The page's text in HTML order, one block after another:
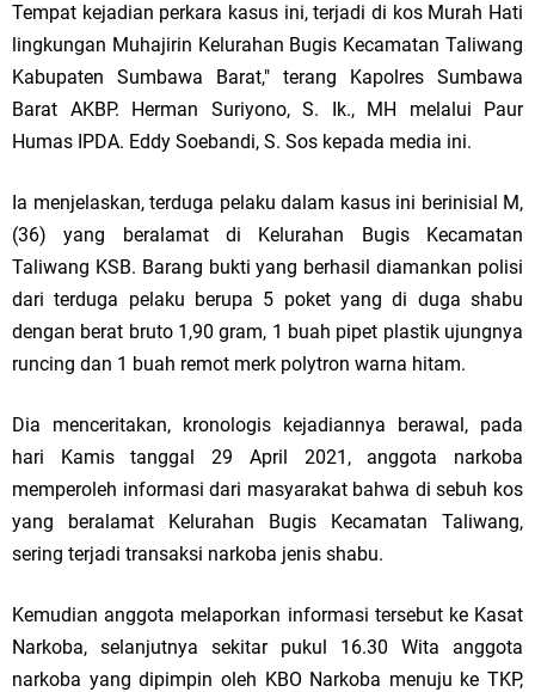
Tempat kejadian perkara kasus ini, terjadi di kos Murah Hati
lingkungan Muhajirin Kelurahan Bugis Kecamatan Taliwang
Kabupaten Sumbawa Barat," terang Kapolres Sumbawa
Barat AKBP. Herman Suriyono, S. Ik., MH melalui Paur
Humas IPDA. Eddy Soebandi, S. Sos kepada media ini.
Ia menjelaskan, terduga pelaku dalam kasus ini berinisial M,
(36) yang beralamat di Kelurahan Bugis Kecamatan
Taliwang KSB. Barang bukti yang berhasil diamankan polisi
dari terduga pelaku berupa 5 poket yang di duga shabu
dengan berat bruto 1,90 gram, 1 buah pipet plastik ujungnya
runcing dan 1 buah remot merk polytron warna hitam.
Dia menceritakan, kronologis kejadiannya berawal, pada
hari Kamis tanggal 29 April 2021, anggota narkoba
memperoleh informasi dari masyarakat bahwa di sebuh kos
yang beralamat Kelurahan Bugis Kecamatan Taliwang,
sering terjadi transaksi narkoba jenis shabu.
Kemudian anggota melaporkan informasi tersebut ke Kasat
Narkoba, selanjutnya sekitar pukul 16.30 Wita anggota
narkoba yang dipimpin oleh KBO Narkoba menuju ke TKP,